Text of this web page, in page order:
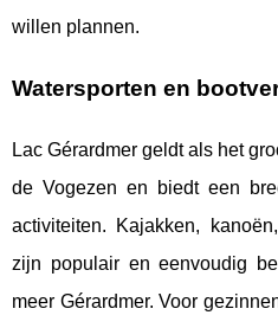
willen plannen.
Watersporten en
Lac Gérardmer geldt als het
de Vogezen en biedt een
activiteiten. Kajakken,
zijn populair en eenvoudig
meer Gérardmer. Voor